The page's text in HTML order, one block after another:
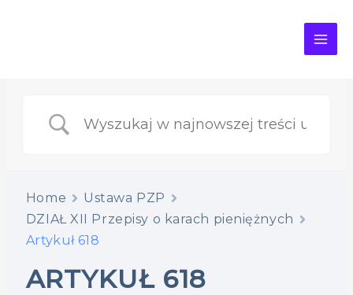
Home
Ustawa PZP
DZIAŁ XII Przepisy o karach pieniężnych
Artykuł 618
ARTYKUŁ 618